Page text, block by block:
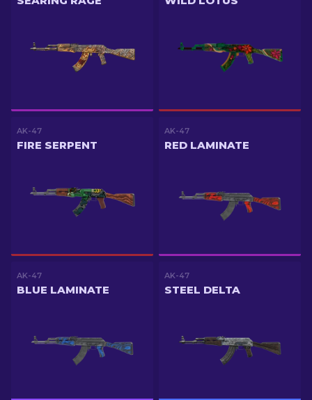
AK-47
FIRE SERPENT
AK-47
RED LAMINATE
AK-47
BLUE LAMINATE
AK-47
STEEL DELTA